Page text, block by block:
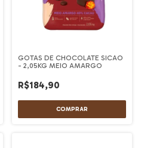
GOTAS DE CHOCOLATE SICAO
- 2,05KG MEIO AMARGO
R$184,90